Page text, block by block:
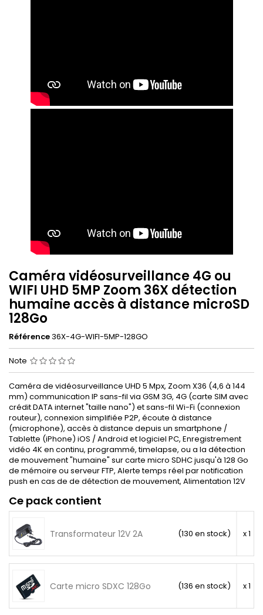
Caméra vidéosurveillance 4G ou
WIFI UHD 5MP Zoom 36X détection
humaine accès à distance microSD
128Go
Référence36X-4G-WIFI-5MP-128GO
Note
Caméra de vidéosurveillance UHD 5 Mpx, Zoom X36 (4,6 à 144
mm) communication IP sans-fil via GSM 3G, 4G (carte SIM avec
crédit DATA internet "taille nano") et sans-fil Wi-Fi (connexion
routeur), connexion simplifiée P2P, écoute à distance
(microphone), accès à distance depuis un smartphone /
Tablette (iPhone) iOS / Android et logiciel PC, Enregistrement
vidéo 4K en continu, programmé, timelapse, ou a la détection
de mouvement "humaine" sur carte micro SDHC jusqu'à 128 Go
de mémoire ou serveur FTP, Alerte temps réel par notification
push en cas de de détection de mouvement, Alimentation 12V
Ce pack contient
Transformateur 12V 2A (130 en stock) x 1
Carte micro SDXC 128Go (136 en stock) x 1